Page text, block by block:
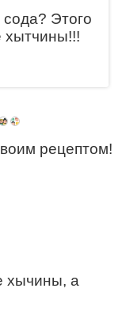
Этого
хытчины!!!
рецептом!
хычины, а